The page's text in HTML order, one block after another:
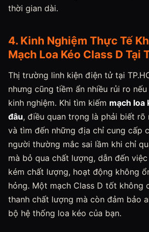
thời gian dài.
4. Kinh Nghiệm Thực Tế
Mạch Loa Kéo Class D Tại
Thị trường linh kiện điện tử tại
nhưng cũng tiềm ẩn nhiều rủi ro
kinh nghiệm. Khi tìm kiếm mạch loa
đâu, điều quan trọng là phải biết rõ
và tìm đến những địa chỉ cung cấp
người thường mắc sai lầm khi chỉ
mà bỏ qua chất lượng, dẫn đến
kém chất lượng, hoạt động không
hỏng. Một mạch Class D tốt không
thanh chất lượng mà còn đảm bảo
bộ hệ thống loa kéo của bạn.